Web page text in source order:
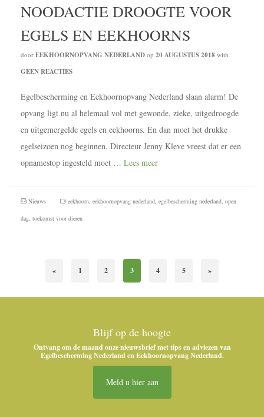
NOODACTIE DROOGTE VOOR
EGELS EN EEKHOORNS
door EEKHOORNOPVANG NEDERLAND op 20 AUGUSTUS 2018 with
GEEN REACTIES
Egelbescherming en Eekhoornopvang Nederland slaan alarm! De
opvang ligt nu al helemaal vol met gewonde, zieke, uitgedroogde
en uitgemergelde egels en eekhoorns. En dan moet het drukke
egelseizoen nog beginnen. Directeur Jenny Kleve vreest dat er een
opnamestop ingesteld moet … Lees meer
Nieuws eekhoorn eekhoornopvang nederland egelbescherming nederland open
dag toekomst voor dieren
« 1 2 3 4 5 »
Blijf op de hoogte
Ontvang om de maand onze nieuwsbrief met tips en adviezen van
Egelbescherming Nederland en Eekhoornopvang Nederland.
Meld u hier aan